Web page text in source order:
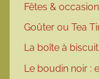
Fêtes &
Goûter ou Tea
La boîte à
Le boudin noir :